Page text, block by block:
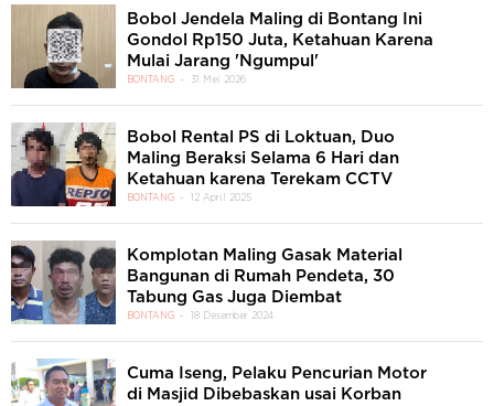
Bobol Jendela Maling di Bontang Ini
Gondol Rp150 Juta, Ketahuan Karena
Mulai Jarang 'Ngumpul'
BONTANG 31 Mei 2026
Bobol Rental PS di Loktuan, Duo
Maling Beraksi Selama 6 Hari dan
Ketahuan karena Terekam CCTV
BONTANG 12 April 2025
Komplotan Maling Gasak Material
Bangunan di Rumah Pendeta, 30
Tabung Gas Juga Diembat
BONTANG 18 Desember 2024
Cuma Iseng, Pelaku Pencurian Motor
di Masjid Dibebaskan usai Korban